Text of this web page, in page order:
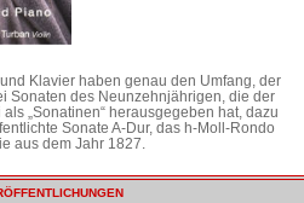
Klavier haben genau den Umfang, der
Sonaten des Neunzehnjährigen, die der
„Sonatinen“ herausgegeben hat, dazu
Sonate A-Dur, das h-Moll-Rondo
aus dem Jahr 1827.